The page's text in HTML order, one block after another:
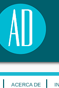
ACERCA DE